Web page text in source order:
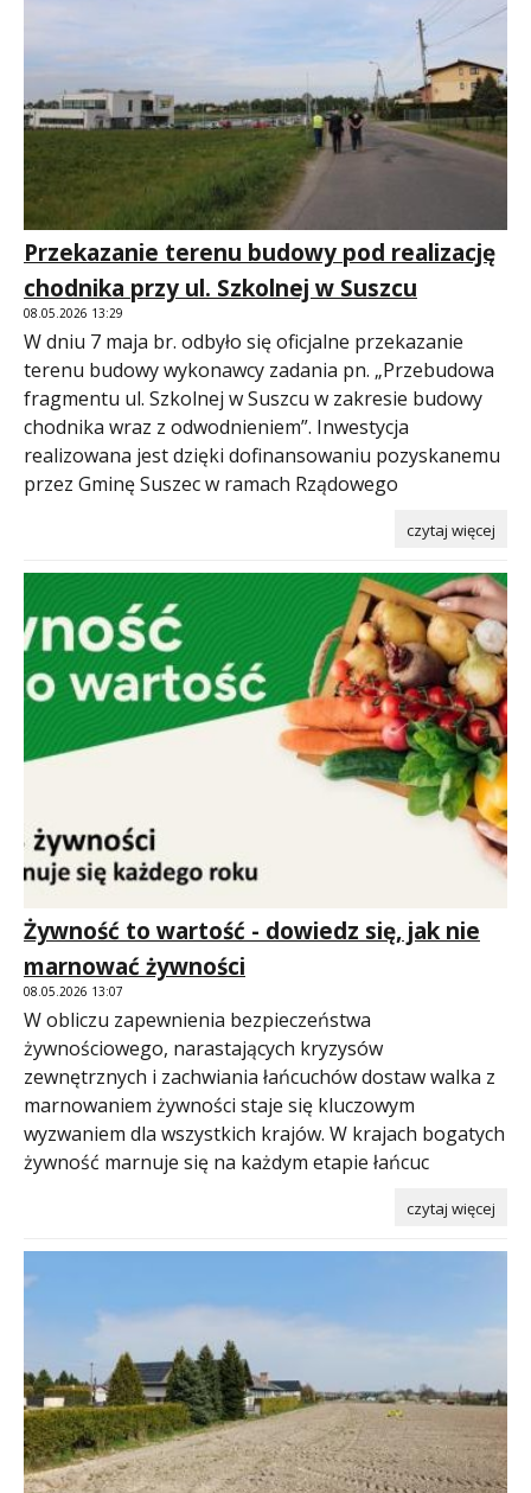
Przekazanie terenu budowy pod realizację
chodnika przy ul. Szkolnej w Suszcu
08.05.2026 13:29
W dniu 7 maja br. odbyło się oficjalne przekazanie
terenu budowy wykonawcy zadania pn. „Przebudowa
fragmentu ul. Szkolnej w Suszcu w zakresie budowy
chodnika wraz z odwodnieniem”. Inwestycja
realizowana jest dzięki dofinansowaniu pozyskanemu
przez Gminę Suszec w ramach Rządowego
czytaj więcej
Żywność to wartość - dowiedz się, jak nie
marnować żywności
08.05.2026 13:07
W obliczu zapewnienia bezpieczeństwa
żywnościowego, narastających kryzysów
zewnętrznych i zachwiania łańcuchów dostaw walka z
marnowaniem żywności staje się kluczowym
wyzwaniem dla wszystkich krajów. W krajach bogatych
żywność marnuje się na każdym etapie łańcuc
czytaj więcej